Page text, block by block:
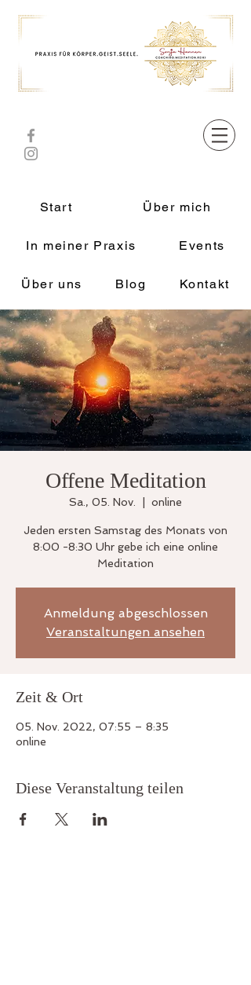
Start Über mich
In meiner Praxis Events
Über uns Blog Kontakt
Offene Meditation
Sa., 05. Nov. online
Jeden ersten Samstag des Monats von
8:00 -8:30 Uhr gebe ich eine online
Meditation
Anmeldung abgeschlossen
Veranstaltungen ansehen
Zeit & Ort
05. Nov. 2022, 07:55 – 8:35
online
Diese Veranstaltung teilen